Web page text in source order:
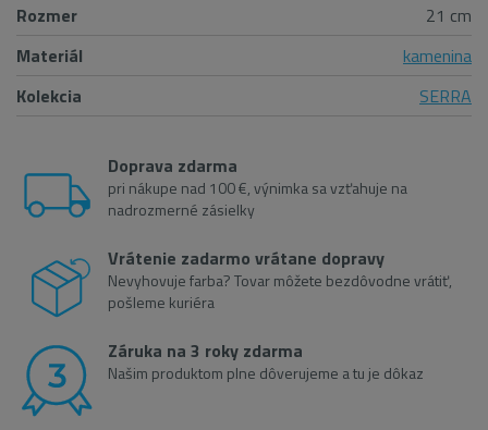
Rozmer
21 cm
Materiál
kamenina
Kolekcia
SERRA
Doprava zdarma
pri nákupe nad 100 €, výnimka sa vzťahuje na
nadrozmerné zásielky
Vrátenie zadarmo vrátane dopravy
Nevyhovuje farba? Tovar môžete bezdôvodne vrátiť,
pošleme kuriéra
Záruka na 3 roky zdarma
Našim produktom plne dôverujeme a tu je dôkaz